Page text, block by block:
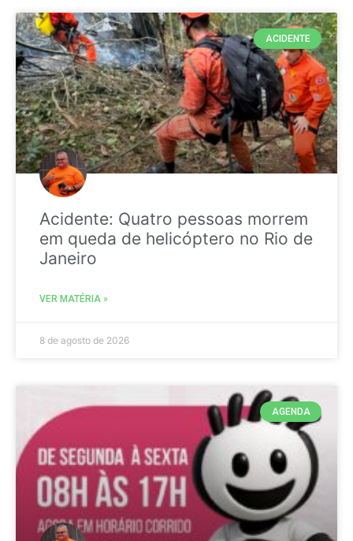
ACIDENTE
Acidente: Quatro pessoas morrem
em queda de helicóptero no Rio de
Janeiro
VER MATÉRIA »
8 de agosto de 2026
AGENDA